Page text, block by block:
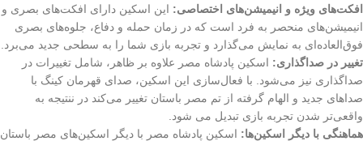
افکت‌های ویژه و انیمیشن‌های اختصاصی: این اسکین دارای افکت‌های بصری و
انیمیشن‌های منحصر به فرد است که در زمان حمله و دفاع، جلوه‌های بصری
فوق‌العاده‌ای به نمایش می‌گذارد و تجربه بازی شما را به سطحی جدید می‌برد.
تغییر در صداگذاری: اسکین پادشاه مصر علاوه بر ظاهر، شامل تغییرات در
صداگذاری نیز می‌شود. با فعال‌سازی این اسکین، صدای قهرمان کینگ با
صداهای جدید و الهام گرفته از تم مصر باستان تغییر می‌کند در ننتیجه به
واقعی‌تر شدن تجربه بازی تبدیل می شود.
هماهنگی با دیگر اسکین‌ها: اسکین پادشاه مصر با دیگر اسکین‌های مصر باستان